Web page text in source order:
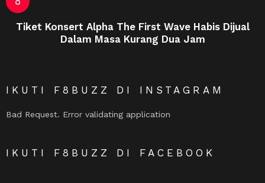
Tiket Konsert Alpha The First Wave Habis Dijual
Dalam Masa Kurang Dua Jam
IKUTI F8BUZZ DI INSTAGRAM
Bad Request. Error validating application
IKUTI F8BUZZ DI FACEBOOK